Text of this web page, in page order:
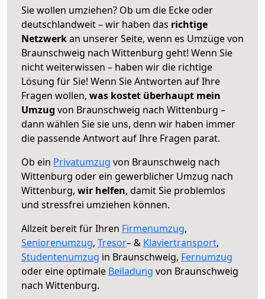
Sie wollen umziehen? Ob um die Ecke oder
deutschlandweit – wir haben das richtige
Netzwerkan unserer Seite, wenn es Umzüge von
Braunschweig nach Wittenburg geht! Wenn Sie
nicht weiterwissen – haben wir die richtige
Lösung für Sie! Wenn Sie Antworten auf Ihre
Fragen wollen, was kostet überhaupt mein
Umzug von Braunschweig nach Wittenburg –
dann wählen Sie sie uns, denn wir haben immer
die passende Antwort auf Ihre Fragen parat.
Ob ein Privatumzug von Braunschweig nach
Wittenburg oder ein gewerblicher Umzug nach
Wittenburg, wir helfen, damit Sie problemlos
und stressfrei umziehen können.
Allzeit bereit für Ihren Firmenumzug,
Seniorenumzug, Tresor– & Klaviertransport,
Studentenumzug in Braunschweig, Fernumzug
oder eine optimale Beiladung von Braunschweig
nach Wittenburg.